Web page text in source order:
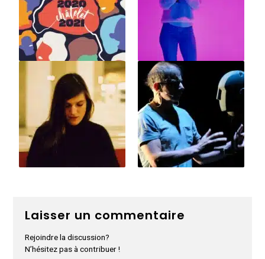
Laisser un commentaire
Rejoindre la discussion?
N’hésitez pas à contribuer !